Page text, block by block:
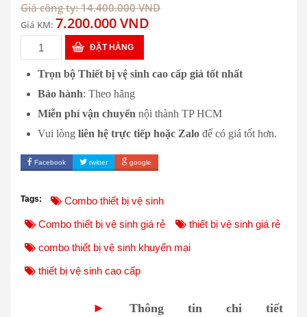
Giá công ty: 14.400.000 VND
Giá KM: 7.200.000 VND
ĐẶT HÀNG
Trọn bộ Thiết bị vệ sinh cao cấp giá tốt nhất
Bảo hành: Theo hãng
Miễn phí vận chuyển nội thành TP HCM
Vui lòng liên hệ trực tiếp hoặc Zalo đế có giá tốt hơn.
Facebook twitter google
Tags:
Combo thiết bị vệ sinh
Combo thiết bị vệ sinh giá rẻ
thiết bị vệ sinh giá rẻ
combo thiết bị vệ sinh khuyến mại
thiết bị vệ sinh cao cấp
►
Thông tin chi tiết